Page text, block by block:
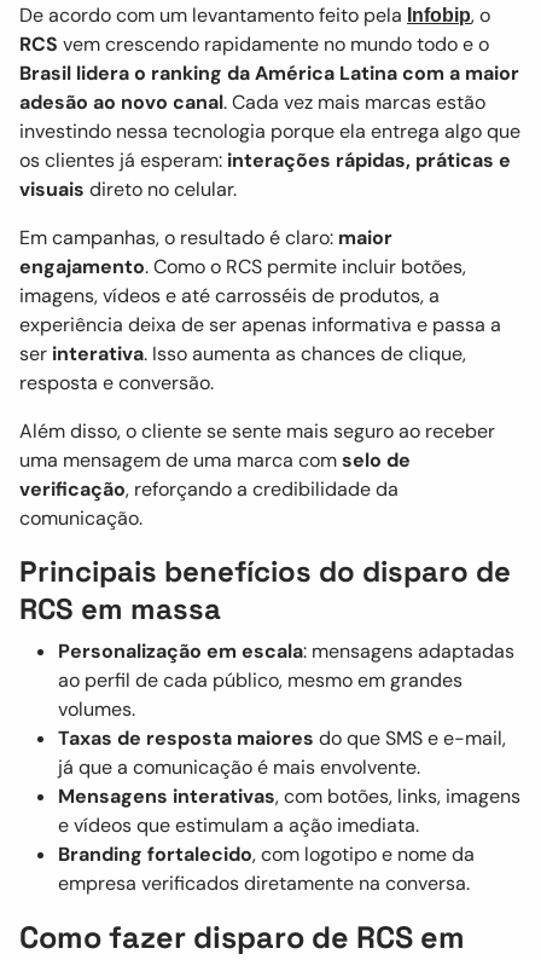
De acordo com um levantamento feito pela Infobip, o
RCS vem crescendo rapidamente no mundo todoe o
Brasil lidera o ranking da América Latina com a maior
adesão ao novo canal. Cada vez mais marcas estão
investindo nessa tecnologia porque ela entrega algo que
os clientes já esperam: interações rápidas, práticas e
visuais direto no celular.
Em campanhas, o resultado é claro: maior
engajamento. Como o RCS permite incluir botões,
imagens, vídeos e até carrosséis de produtos, a
experiência deixa de ser apenas informativa e passa a
ser interativa. Isso aumenta as chances de clique,
resposta e conversão.
Além disso, o cliente se sente mais seguro ao receber
uma mensagem de uma marca comselo de
verificação, reforçando a credibilidade da
comunicação.
Principais benefícios do disparo de
RCS em massa
Personalização em escala: mensagens adaptadas
ao perfil de cada público, mesmo em grandes
volumes.
Taxas de resposta maiores do que SMS e e-mail,
já que a comunicação é mais envolvente.
Mensagens interativas, com botões, links, imagens
e vídeos que estimulam a ação imediata.
Branding fortalecido, com logotipo e nome da
empresa verificados diretamente na conversa.
Como fazer disparo de RCS em